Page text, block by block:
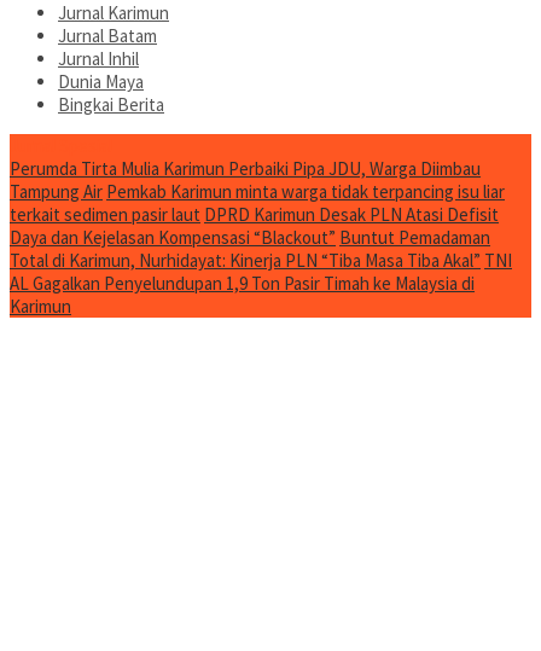
Jurnal Karimun
Jurnal Batam
Jurnal Inhil
Dunia Maya
Bingkai Berita
Perumda Tirta Mulia Karimun Perbaiki Pipa JDU, Warga Diimbau
Tampung Air Pemkab Karimun minta warga tidak terpancing isu liar
terkait sedimen pasir laut DPRD Karimun Desak PLN Atasi Defisit
Daya dan Kejelasan Kompensasi “Blackout” Buntut Pemadaman
Total di Karimun, Nurhidayat: Kinerja PLN “Tiba Masa Tiba Akal” TNI
AL Gagalkan Penyelundupan 1,9 Ton Pasir Timah ke Malaysia di
Karimun